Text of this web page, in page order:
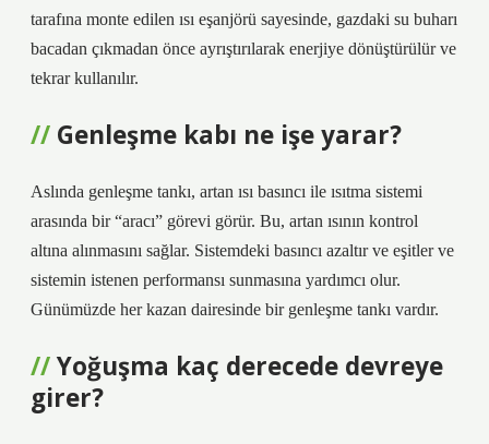
tarafına monte edilen ısı eşanjörü sayesinde, gazdaki su buharı
bacadan çıkmadan önce ayrıştırılarak enerjiye dönüştürülür ve
tekrar kullanılır.
Genleşme kabı ne işe yarar?
Aslında genleşme tankı, artan ısı basıncı ile ısıtma sistemi
arasında bir “aracı” görevi görür. Bu, artan ısının kontrol
altına alınmasını sağlar. Sistemdeki basıncı azaltır ve eşitler ve
sistemin istenen performansı sunmasına yardımcı olur.
Günümüzde her kazan dairesinde bir genleşme tankı vardır.
Yoğuşma kaç derecede devreye
girer?